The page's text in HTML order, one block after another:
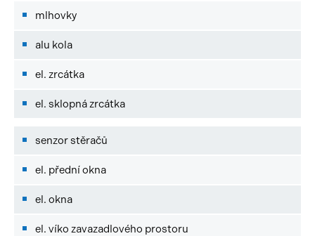
mlhovky
alu kola
el. zrcátka
el. sklopná zrcátka
senzor stěračů
el. přední okna
el. okna
el. víko zavazadlového prostoru